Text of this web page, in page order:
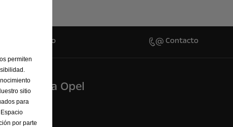
Presupuesto Contacto
Opel
gt
Classic
permiten
sitio
para
por parte